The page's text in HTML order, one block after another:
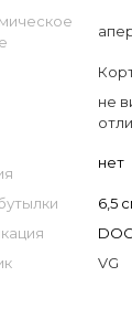
не
нет
6,5
VG